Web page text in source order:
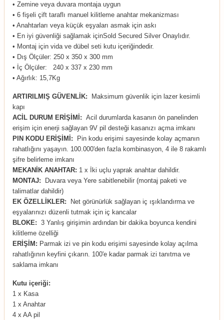
• Zemine veya duvara montaja uygun
• 6 fişeli çift taraflı manuel kilitleme anahtar mekanizması
• Anahtarları veya küçük eşyaları asmak için askı
• En iyi güvenliği sağlamak içinSold Secured Silver Onaylıdır.
• Montaj için vida ve dübel seti kutu içeriğindedir.
• Dış Ölçüler: 250 x 350 x 300 mm
• İç Ölçüler: 240 x 337 x 230 mm
• Ağırlık: 15,7Kg
ARTIRILMIŞ GÜVENLİK:
Maksimum güvenlik için lazer kesimli
kapı
ACİL DURUM ERİŞİMİ: Acil durumlarda kasanın ön panelinden
erişim için enerji sağlayan 9V pil desteği kasanızı açma imkanı
PIN KODU ERİŞİMİ:
Pin kodu erişimi sayesinde kolay açmanın
rahatlığını yaşayın. 100.000'den fazla kombinasyon, 4 ile 8 rakamlı
şifre belirleme imkanı
MEKANİK ANAHTAR: 1 x İki uçlu yaprak anahtar dahildir.
MONTAJ:
Duvara veya Yere sabitlenebilir (montaj paketi ve
talimatlar dahildir)
EK ÖZELLİKLER:
Net görünürlük sağlayan iç ışıklandırma ve
eşyalarınızı düzenli tutmak için iç kancalar
BLOKE: 3 Yanlış girişimin ardından bir dakika boyunca kendini
kilitleme özelliği
ERİŞİM: Parmak izi ve pin kodu erişimi sayesinde kolay açılma
rahatlığının keyfini çıkarın. 100'e kadar parmak izi tanıtma ve
saklama imkanı
Kutu içeriği:
1 x Kasa
1 x Anahtar
4 x AA pil